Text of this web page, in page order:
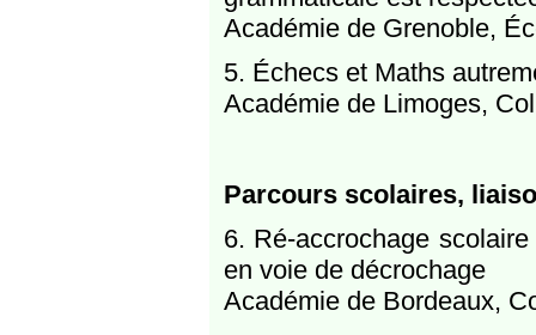
Académie de Grenoble,
5. Échecs et Maths
Académie de Limoges,
Parcours scolaires,
6. Ré-accrochage
en voie de décrochage
Académie de Bordeaux,